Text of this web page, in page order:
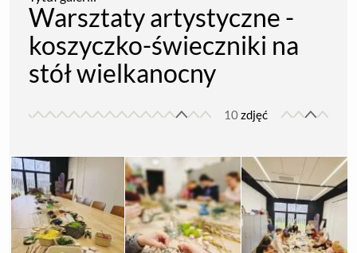
Warsztaty artystyczne -
koszyczko-świeczniki na
stół wielkanocny
10zdjęć